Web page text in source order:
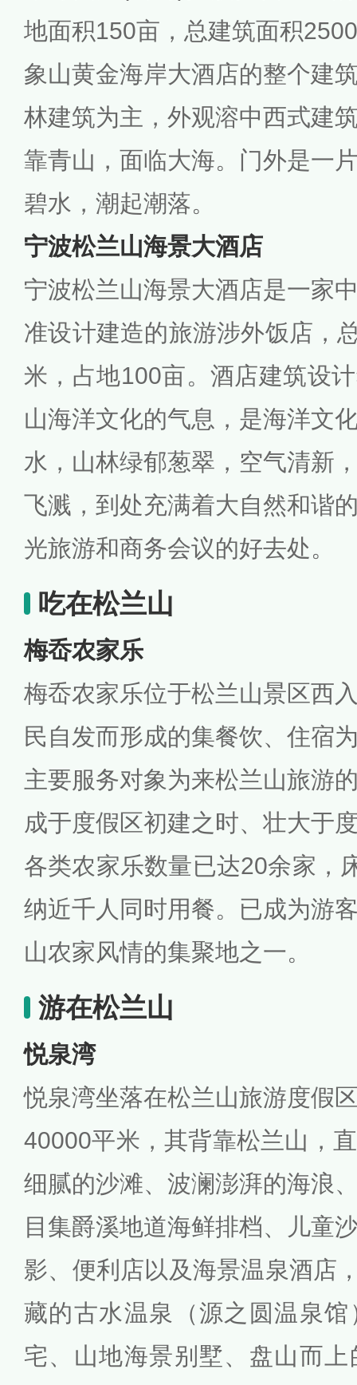
地面积150亩，总建筑面积
象山黄金海岸大酒店的整个建
林建筑为主，外观溶中西式建
靠青山，面临大海。门外是一
碧水，潮起潮落。
宁波松兰山海景大酒店
宁波松兰山海景大酒店是一家
准设计建造的旅游涉外饭店，
米，占地100亩。酒店建筑设
山海洋文化的气息，是海洋文
水，山林绿郁葱翠，空气清新
飞溅，到处充满着大自然和谐
光旅游和商务会议的好去处。
吃在松兰山
梅岙农家乐
梅岙农家乐位于松兰山景区西
民自发而形成的集餐饮、住宿
主要服务对象为来松兰山旅游
成于度假区初建之时、壮大于
各类农家乐数量已达20余家，
纳近千人同时用餐。已成为游
山农家风情的集聚地之一。
游在松兰山
悦泉湾
悦泉湾坐落在松兰山旅游度假
40000平米，其背靠松兰山，
细腻的沙滩、波澜澎湃的海浪
目集爵溪地道海鲜排档、儿童
影、便利店以及海景温泉酒店
藏的古水温泉（源之圆温泉
宅、山地海景别墅、盘山而